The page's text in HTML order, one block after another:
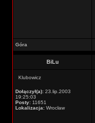
Góra
BiLu
Klubowicz
Dołączył(a): 23.lip.2003
19:25:03
Posty: 11651
Lokalizacja: Wrocław